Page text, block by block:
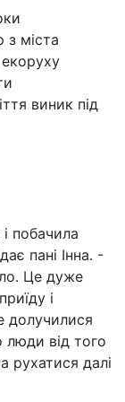
з міста
виник під
побачила
пані Інна. -
Це дуже
і
долучилися
люди від того
рухатися далі